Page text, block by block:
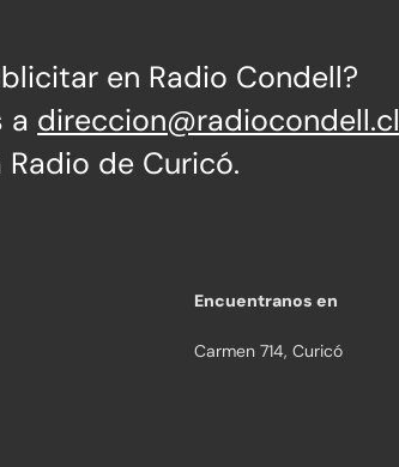
en Radio Condell?
a direccion@radiocondell.cl
de Curicó.
Encuentranos en
Carmen 714, Curicó